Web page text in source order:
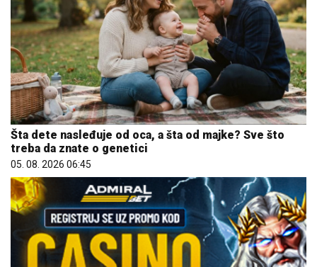
Šta dete nasleđuje od oca, a šta od majke? Sve što
treba da znate o genetici
05. 08. 2026 06:45